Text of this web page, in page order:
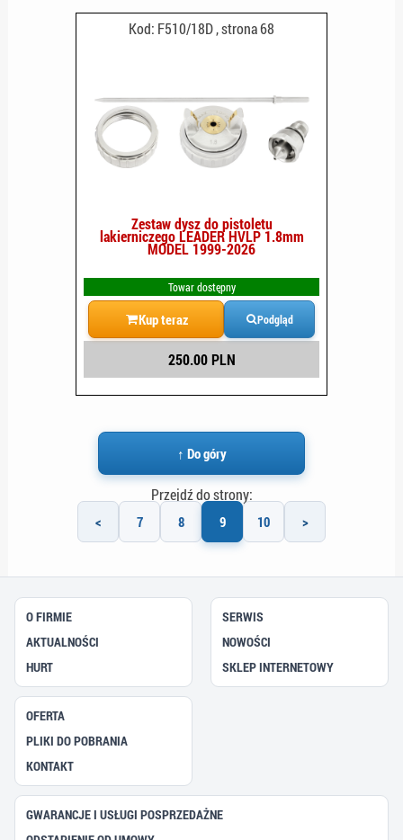
Kod: F510/18D , strona 68
Zestaw dysz do pistoletu
lakierniczego LEADER HVLP 1.8mm
MODEL 1999-2026
Towar dostępny
Kup teraz Podgląd
250.00 PLN
↑ Do góry
Przejdź do strony:
< 7 8 9 10 >
O FIRMIE
AKTUALNOŚCI
HURT
SERWIS
NOWOŚCI
SKLEP INTERNETOWY
OFERTA
PLIKI DO POBRANIA
KONTAKT
GWARANCJE I USŁUGI POSPRZEDAŻNE